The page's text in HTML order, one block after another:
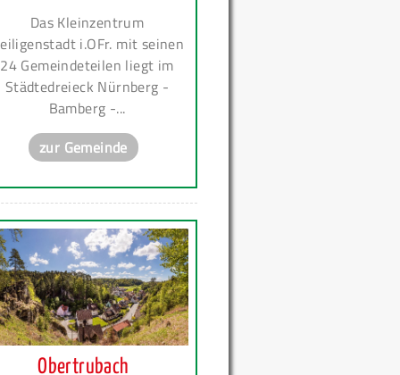
Das Kleinzentrum
i.OFr. mit seinen
24 Gemeindeteilen liegt im
Städtedreieck Nürnberg -
Bamberg -...
zur Gemeinde
Obertrubach